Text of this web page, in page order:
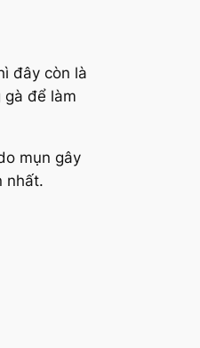
đây còn là
gà để làm
mụn gây
nhất.